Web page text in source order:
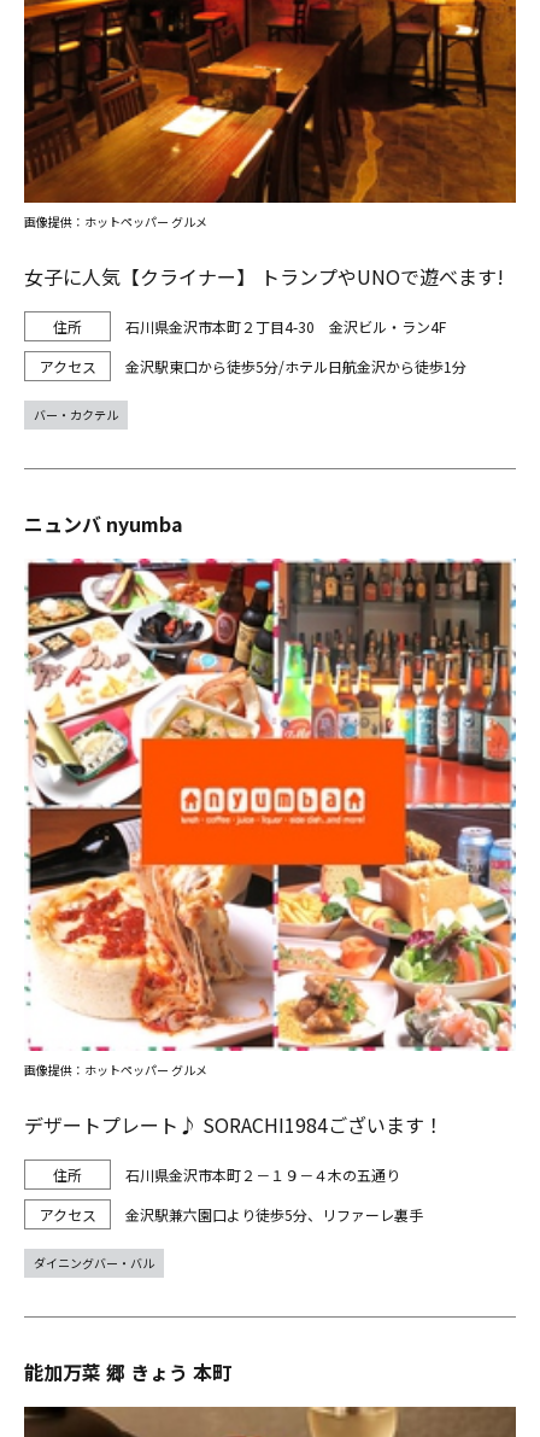
女子に人気【クライナー】 トランプやUNOで遊べます!
石川県金沢市本町２丁目4-30 金沢ビル・ラン4F
金沢駅東口から徒歩5分/ホテル日航金沢から徒歩1分
画像提供：ホットペッパー グルメ
バー・カクテル
ニュンバ nyumba
デザートプレート♪ SORACHI1984ございます！
石川県金沢市本町２－１９－４木の五通り
金沢駅兼六園口より徒歩5分、リファーレ裏手
画像提供：ホットペッパー グルメ
ダイニングバー・バル
能加万菜 郷 きょう 本町